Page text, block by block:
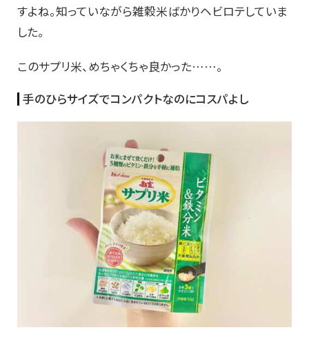
すよね。知っていながら雑穀米ばかりヘビロテしていま
した。
このサプリ米、めちゃくちゃ良かった……。
手のひらサイズでコンパクトなのにコスパよし